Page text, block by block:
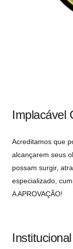
Implacável
Acreditamos que
alcançarem seus
possam surgir,
especializado,
A APROVAÇÃO!
Institucional